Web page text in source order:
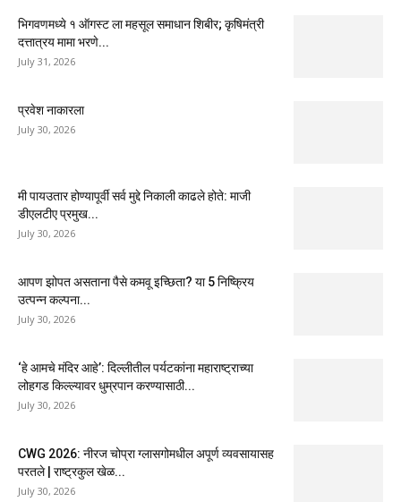
भिगवणमध्ये १ ऑगस्ट ला महसूल समाधान शिबीर; कृषिमंत्री
दत्तात्रय मामा भरणे...
July 31, 2026
प्रवेश नाकारला
July 30, 2026
मी पायउतार होण्यापूर्वी सर्व मुद्दे निकाली काढले होते: माजी
डीएलटीए प्रमुख...
July 30, 2026
आपण झोपत असताना पैसे कमवू इच्छिता? या 5 निष्क्रिय
उत्पन्न कल्पना...
July 30, 2026
‘हे आमचे मंदिर आहे’: दिल्लीतील पर्यटकांना महाराष्ट्राच्या
लोहगड किल्ल्यावर धुम्रपान करण्यासाठी...
July 30, 2026
CWG 2026: नीरज चोप्रा ग्लासगोमधील अपूर्ण व्यवसायासह
परतले | राष्ट्रकुल खेळ...
July 30, 2026